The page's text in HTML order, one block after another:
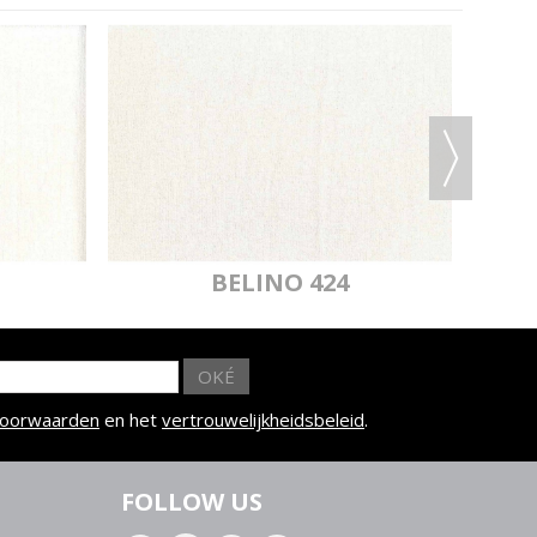
BELINO 424
OKÉ
en het vertrouwelijkheidsbeleid.
FOLLOW US